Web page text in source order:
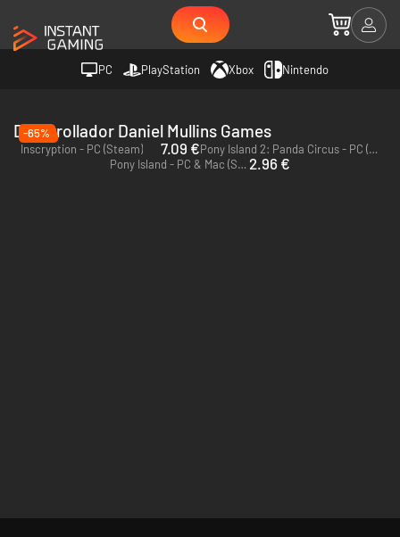
PC PlayStation Xbox Nintendo
Desarrollador Daniel Mullins Games
-65%
Inscryption - PC (Steam)
7.09 €
Pony Island 2: Panda Circus - PC (Steam)
Pony Island - PC & Mac (Steam) 2.96 €